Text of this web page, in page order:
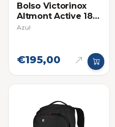
Bolso Victorinox
Altmont Active 18L
Compacto y Ligero
Azul
€195,00